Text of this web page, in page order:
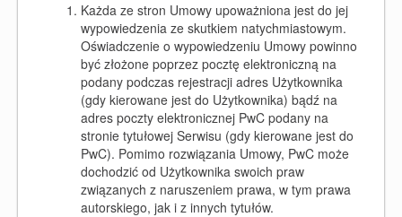
Każda ze stron Umowy upoważniona jest do jej
wypowiedzenia ze skutkiem natychmiastowym.
Oświadczenie o wypowiedzeniu Umowy powinno
być złożone poprzez pocztę elektroniczną na
podany podczas rejestracji adres Użytkownika
(gdy kierowane jest do Użytkownika) bądź na
adres poczty elektronicznej PwC podany na
stronie tytułowej Serwisu (gdy kierowane jest do
PwC). Pomimo rozwiązania Umowy, PwC może
dochodzić od Użytkownika swoich praw
związanych z naruszeniem prawa, w tym prawa
autorskiego, jak i z innych tytułów.